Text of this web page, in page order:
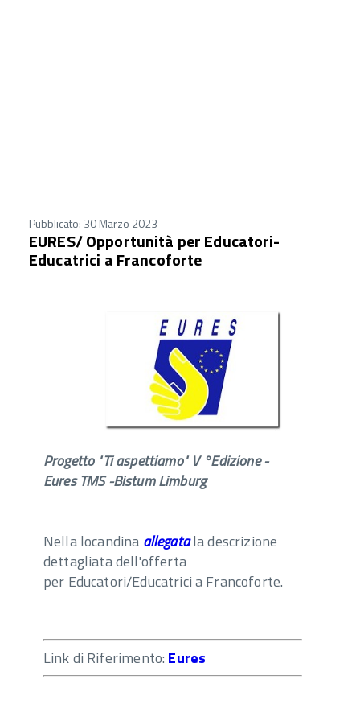
Pubblicato: 30 Marzo 2023
EURES/ Opportunità per Educatori-
Educatrici a Francoforte
Progetto "Ti aspettiamo" V °Edizione -
Eures TMS -Bistum Limburg
Nella locandina allegatala descrizione
dettagliata dell'offerta
per Educatori/Educatrici a Francoforte.
Link di Riferimento: Eures